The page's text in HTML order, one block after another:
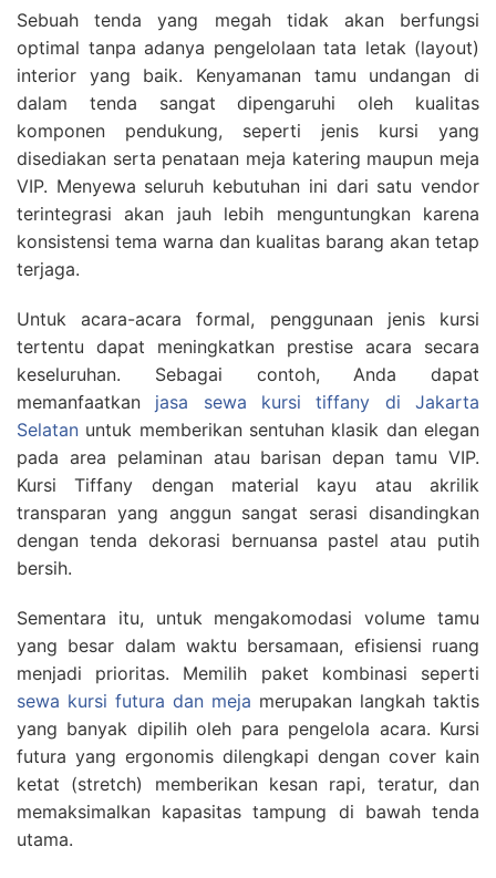
Sebuah tenda yang megah tidak akan berfungsi
optimal tanpa adanya pengelolaan tata letak (layout)
interior yang baik. Kenyamanan tamu undangan di
dalam tenda sangat dipengaruhi oleh kualitas
komponen pendukung, seperti jenis kursi yang
disediakan serta penataan meja katering maupun meja
VIP. Menyewa seluruh kebutuhan ini dari satu vendor
terintegrasi akan jauh lebih menguntungkan karena
konsistensi tema warna dan kualitas barang akan tetap
terjaga.
Untuk acara-acara formal, penggunaan jenis kursi
tertentu dapat meningkatkan prestise acara secara
keseluruhan. Sebagai contoh, Anda dapat
memanfaatkan jasa sewa kursi tiffany di Jakarta
Selatan untuk memberikan sentuhan klasik dan elegan
pada area pelaminan atau barisan depan tamu VIP.
Kursi Tiffany dengan material kayu atau akrilik
transparan yang anggun sangat serasi disandingkan
dengan tenda dekorasi bernuansa pastel atau putih
bersih.
Sementara itu, untuk mengakomodasi volume tamu
yang besar dalam waktu bersamaan, efisiensi ruang
menjadi prioritas. Memilih paket kombinasi seperti
sewa kursi futura dan meja merupakan langkah taktis
yang banyak dipilih oleh para pengelola acara. Kursi
futura yang ergonomis dilengkapi dengan cover kain
ketat (stretch) memberikan kesan rapi, teratur, dan
memaksimalkan kapasitas tampung di bawah tenda
utama.